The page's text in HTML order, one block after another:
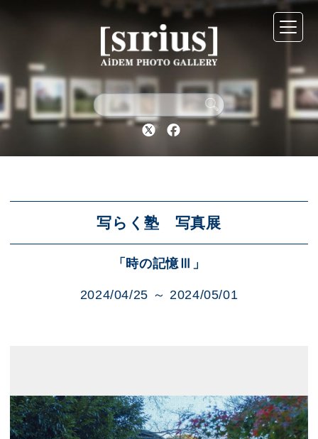
Twitter Facebook
写らく塾 写真展
「時の記憶Ⅲ」
2024/04/25 ～ 2024/05/01
シリウスについて
展示スケジュール